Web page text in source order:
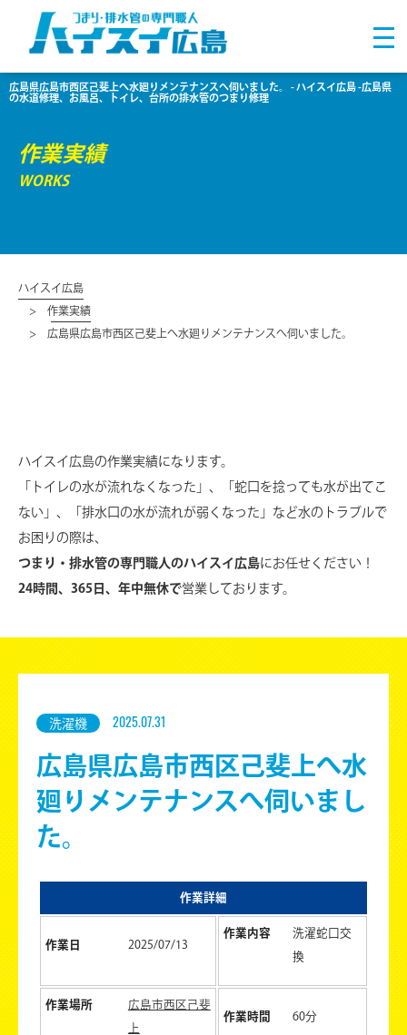
広島県広島市西区己斐上へ水廻りメンテナンスへ伺いました。 - ハイスイ広島 -広島県
の水道修理、お風呂、トイレ、台所の排水管のつまり修理
作業実績
WORKS
ハイスイ広島
作業実績
広島県広島市西区己斐上へ水廻りメンテナンスへ伺いました。
ハイスイ広島の作業実績になります。
「トイレの水が流れなくなった」、「蛇口を捻っても水が出てこ
ない」、
「排水口の水が流れが弱くなった」など水のトラブルで
お困りの際は、
つまり・排水管の専門職人のハイスイ広島にお任せください！
24時間、365日、年中無休で営業しております。
洗濯機 2025.07.31
広島県広島市西区己斐上へ水
廻りメンテナンスへ伺いまし
た。
作業詳細
作業日 2025/07/13
作業内容
洗濯蛇口交
換
作業場所
広島市西区己斐
上
作業時間 60分